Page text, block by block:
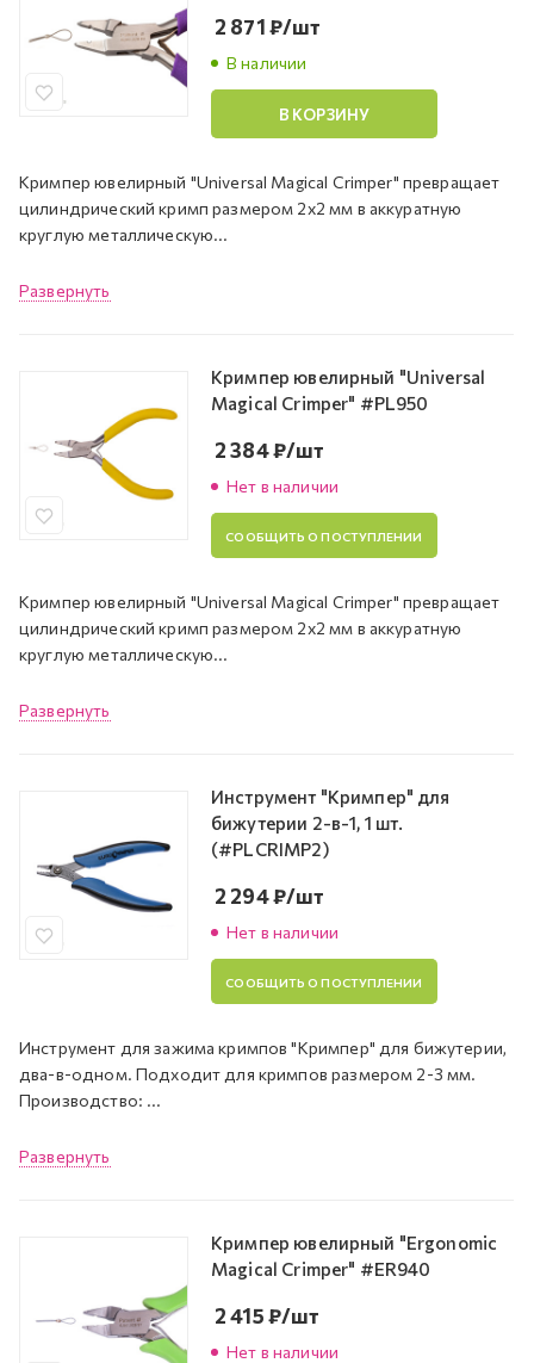
В наличии
2 871₽/шт
В КОРЗИНУ
Кримпер ювелирный "Universal Magical Crimper" превращает
цилиндрический кримп размером 2х2 мм в аккуратную
круглую металлическую...
Развернуть
Кримпер ювелирный "Universal
Magical Crimper" #PL950
Нет в наличии
2 384₽/шт
СООБЩИТЬ О ПОСТУПЛЕНИИ
Кримпер ювелирный "Universal Magical Crimper" превращает
цилиндрический кримп размером 2х2 мм в аккуратную
круглую металлическую...
Развернуть
Инструмент "Кримпер" для
бижутерии 2-в-1, 1 шт.
(#PLCRIMP2)
Нет в наличии
2 294₽/шт
СООБЩИТЬ О ПОСТУПЛЕНИИ
Инструмент для зажима кримпов "Кримпер" для бижутерии,
два-в-одном. Подходит для кримпов размером 2-3 мм.
Производство: ...
Развернуть
Кримпер ювелирный "Ergonomic
Magical Crimper" #ER940
Нет в наличии
2 415₽/шт